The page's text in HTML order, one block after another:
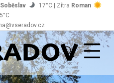
Soběslav 17°C | Zítra Roman